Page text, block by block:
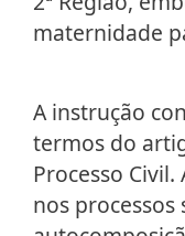
maternidade
A instrução
termos do
Processo
nos